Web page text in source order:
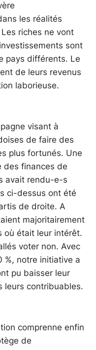
les réalités
riches ne vont
sont
pays différents. Le
de leurs revenus
laborieuse.
visant à
de faire des
plus fortunés. Une
des finances de
avait rendu-e-s
ci-dessus ont été
de droite. A
majoritairement
où était leur intérêt.
voter non. Avec
%, notre initiative a
pu baisser leur
leurs contribuables.
comprenne enfin
de